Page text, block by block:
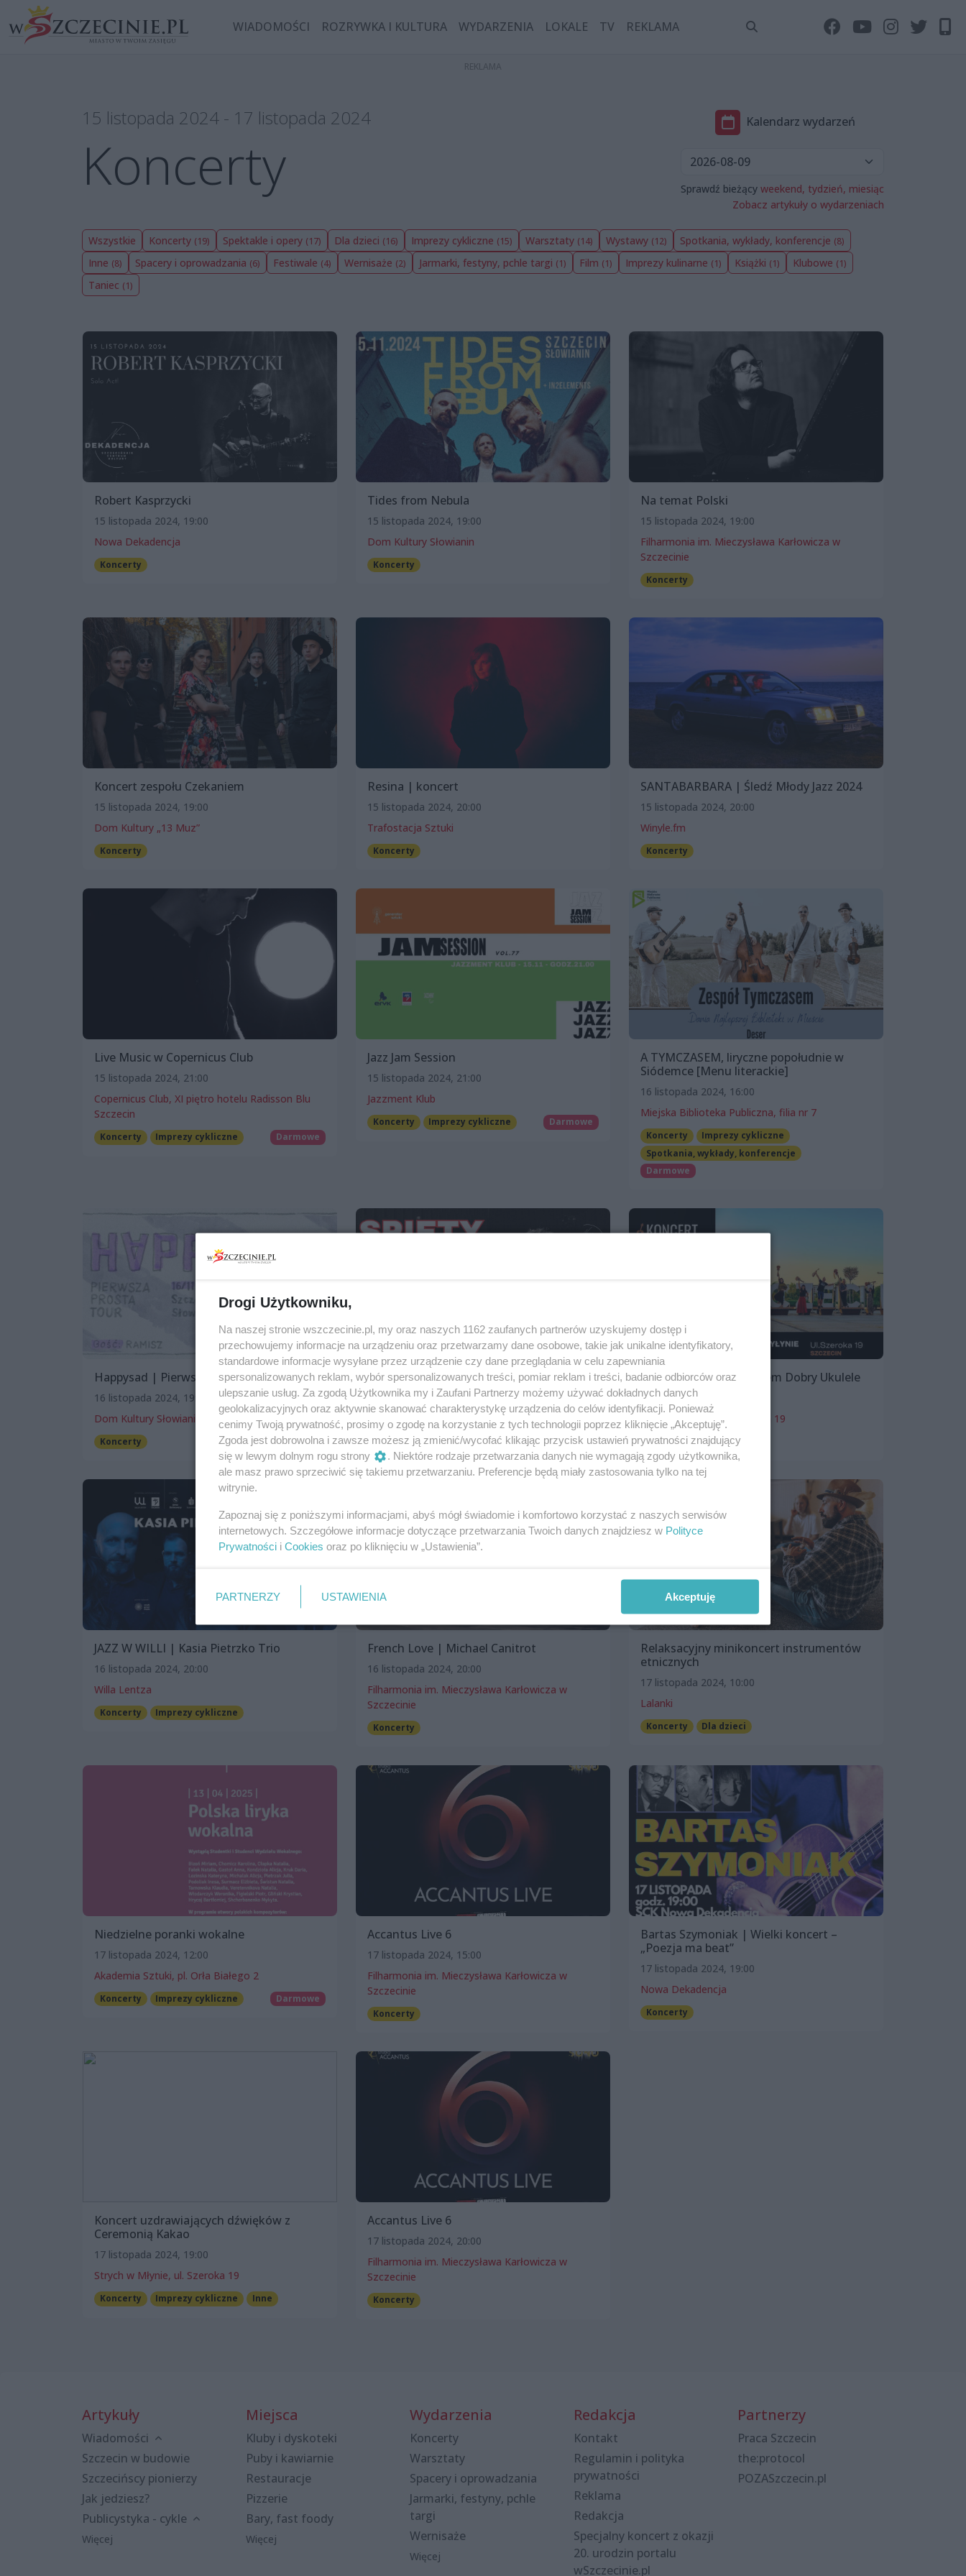
WIADOMOŚCI ROZRYWKA I KULTURA WYDARZENIA LOKALE TV REKLAMA
15 listopada 2024 - 17 listopada 2024
Koncerty
Kalendarz wydarzeń
Sprawdź bieżący weekend, tydzień, miesiąc
Zobacz artykuły o wydarzeniach
Wszystkie Koncerty (19) Spektakle i opery (17) Dla dzieci (16) Imprezy cykliczne (15) Warsztaty (14) Wystawy (12) Spotkania, wykłady, konferencje (8)
Inne (8) Spacery i oprowadzania (6) Festiwale (4) Wernisaże (2) Jarmarki, festyny, pchle targi (1) Film (1) Imprezy kulinarne (1) Książki (1) Klubowe (1)
Taniec (1)
Robert Kasprzycki
15 listopada 2024, 19:00
Nowa Dekadencja
Koncerty
Tides from Nebula
15 listopada 2024, 19:00
Dom Kultury Słowianin
Koncerty
Na temat Polski
15 listopada 2024, 19:00
Filharmonia im. Mieczysława Karłowicza w
Szczecinie
Koncerty
Koncert zespołu Czekaniem
15 listopada 2024, 19:00
Dom Kultury „13 Muz”
Koncerty
Resina | koncert
15 listopada 2024, 20:00
Trafostacja Sztuki
Koncerty
SANTABARBARA | Śledź Młody Jazz 2024
15 listopada 2024, 20:00
Winyle.fm
Koncerty
Live Music w Copernicus Club
15 listopada 2024, 21:00
Copernicus Club, XI piętro hotelu Radisson Blu
Szczecin
Koncerty Imprezy cykliczne Darmowe
Jazz Jam Session
15 listopada 2024, 21:00
Jazzment Klub
Koncerty Imprezy cykliczne Darmowe
A TYMCZASEM, liryczne popołudnie w
Siódemce [Menu literackie]
16 listopada 2024, 16:00
Miejska Biblioteka Publiczna, filia nr 7
Koncerty
Imprezy cykliczne
Spotkania, wykłady, konferencje
Darmowe
Happysad | Pierwsza Prosta
16 listopada 2024, 19:00
Dom Kultury Słowianin
Koncerty
Spięty
16 listopada 2024, 19:00
Nowa Dekadencja
Koncerty
Koncert na Strychu: Dżem Dobry Ukulele
16 listopada 2024, 19:30
Strych w Młynie, ul. Szeroka 19
Koncerty
JAZZ W WILLI | Kasia Pietrzko Trio
16 listopada 2024, 20:00
Willa Lentza
Koncerty Imprezy cykliczne
French Love | Michael Canitrot
16 listopada 2024, 20:00
Filharmonia im. Mieczysława Karłowicza w
Szczecinie
Koncerty
Relaksacyjny minikoncert instrumentów
etnicznych
17 listopada 2024, 10:00
Lalanki
Koncerty Dla dzieci
Niedzielne poranki wokalne
17 listopada 2024, 12:00
Akademia Sztuki, pl. Orła Białego 2
Koncerty Imprezy cykliczne Darmowe
Accantus Live 6
17 listopada 2024, 15:00
Filharmonia im. Mieczysława Karłowicza w
Szczecinie
Koncerty
Bartas Szymoniak | Wielki koncert –
„Poezja ma beat”
17 listopada 2024, 19:00
Nowa Dekadencja
Koncerty
Koncert uzdrawiających dźwięków z
Ceremonią Kakao
17 listopada 2024, 19:00
Strych w Młynie, ul. Szeroka 19
Koncerty Imprezy cykliczne Inne
Accantus Live 6
17 listopada 2024, 20:00
Filharmonia im. Mieczysława Karłowicza w
Szczecinie
Koncerty
Artykuły
Wiadomości
Szczecin w budowie
Szczecińscy pionierzy
Jak jedziesz?
Publicystyka - cykle
Więcej
Miejsca
Kluby i dyskoteki
Puby i kawiarnie
Restauracje
Pizzerie
Bary, fast foody
Więcej
Wydarzenia
Koncerty
Warsztaty
Spacery i oprowadzania
Jarmarki, festyny, pchle
targi
Wernisaże
Więcej
Redakcja
Kontakt
Regulamin i polityka
prywatności
Reklama
Redakcja
Specjalny koncert z okazji
20. urodzin portalu
wSzczecinie.pl
Partnerzy
Praca Szczecin
the:protocol
POZASzczecin.pl
Drogi Użytkowniku,
Na naszej stronie wszczecinie.pl, my oraz naszych 1162 zaufanych partnerów uzyskujemy dostęp i
przechowujemy informacje na urządzeniu oraz przetwarzamy dane osobowe, takie jak unikalne identyfikatory,
standardowe informacje wysyłane przez urządzenie czy dane przeglądania w celu zapewniania
spersonalizowanych reklam, wybór spersonalizowanych treści, pomiar reklam i treści, badanie odbiorców oraz
ulepszanie usług. Za zgodą Użytkownika my i Zaufani Partnerzy możemy używać dokładnych danych
geolokalizacyjnych oraz aktywnie skanować charakterystykę urządzenia do celów identyfikacji. Ponieważ
cenimy Twoją prywatność, prosimy o zgodę na korzystanie z tych technologii poprzez kliknięcie „Akceptuję”.
Zgoda jest dobrowolna i zawsze możesz ją zmienić/wycofać klikając przycisk ustawień prywatności znajdujący
się w lewym dolnym rogu strony
. Niektóre rodzaje przetwarzania danych nie wymagają zgody użytkownika,
ale masz prawo sprzeciwić się takiemu przetwarzaniu. Preferencje będą miały zastosowania tylko na tej
witrynie.
Zapoznaj się z poniższymi informacjami, abyś mógł świadomie i komfortowo korzystać z naszych serwisów
internetowych. Szczegółowe informacje dotyczące przetwarzania Twoich danych znajdziesz w Polityce
Prywatności i Cookies oraz po kliknięciu w „Ustawienia”.
PARTNERZY USTAWIENIA Akceptuję